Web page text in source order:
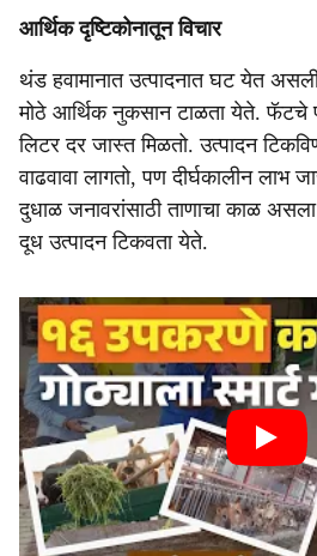
आर्थिक दृष्टिकोनातून विचार
थंड हवामानात उत्पादनात घट येत
मोठे आर्थिक नुकसान टाळता येते. फॅटचे
लिटर दर जास्त मिळतो. उत्पादन
वाढवावा लागतो, पण दीर्घकालीन लाभ
दुधाळ जनावरांसाठी ताणाचा काळ असला
दूध उत्पादन टिकवता येते.